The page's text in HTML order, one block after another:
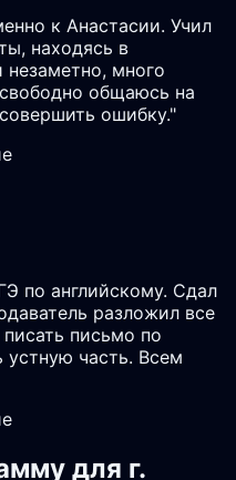
к Анастасии. Учил
находясь в
много
общаюсь на
ошибку."
по английскому. Сдал
разложил все
письмо по
устную часть. Всем
для г.